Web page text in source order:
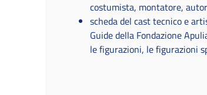
costumista, montatore,
scheda del cast tecnico e
Guide della Fondazione
le figurazioni, le figurazioni